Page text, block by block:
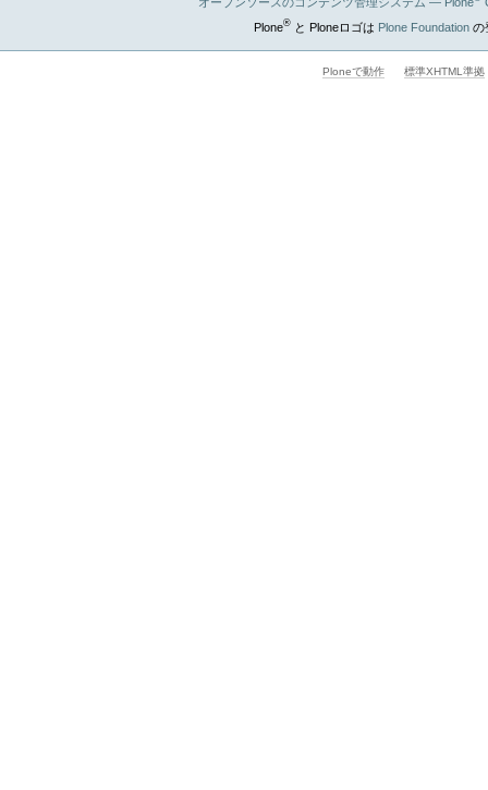
Plone® と Ploneロゴは Plone Foundation の
Ploneで動作 標準XHTML準拠